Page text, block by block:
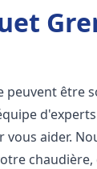
peuvent être
vous aider.